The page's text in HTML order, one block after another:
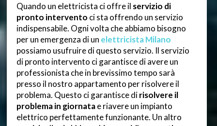
Quando un elettricista ci offre il servizio di
pronto intervento ci sta offrendo un servizio
indispensabile. Ogni volta che abbiamo bisogno
per un emergenza di un elettricista Milano
possiamo usufruire di questo servizio. Il servizio
di pronto intervento ci garantisce di avere un
professionista che in brevissimo tempo sarà
presso il nostro appartamento per risolvere il
problema. Questo ci garantisce dirisolvere il
problema in giornatae riavere un impianto
elettrico perfettamente funzionante. Un altro